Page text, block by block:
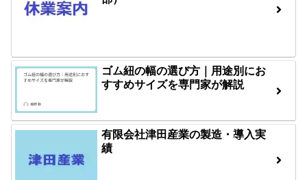
ゴム紐の幅の選び方｜用途別にお
すすめサイズを専門家が解説
有限会社津田産業の製造・導入実
績